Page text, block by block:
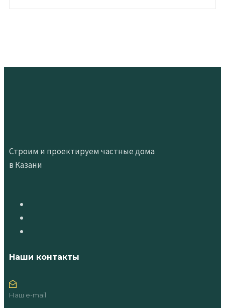
Строим и проектируем частные дома
в Казани
Наши контакты
Наш e-mail